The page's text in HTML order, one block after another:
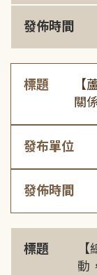
發佈時間
標題
【
關
發布單位
發佈時間
標題
動